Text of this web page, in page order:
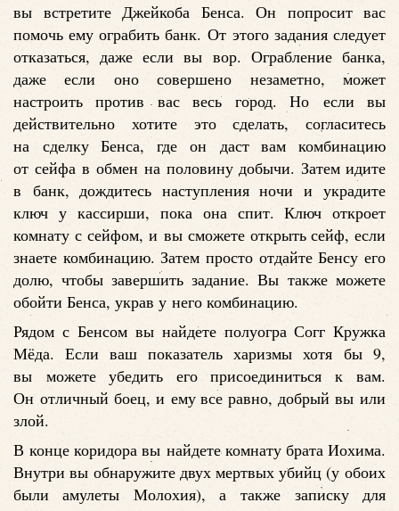
вы встретите Джейкоба Бенса. Он попросит вас
помочь ему ограбить банк. От этого задания следует
отказаться, даже если вы вор. Ограбление банка,
даже если оно совершено незаметно, может
настроить против вас весь город. Но если вы
действительно хотите это сделать, согласитесь
на сделку Бенса, где он даст вам комбинацию
от сейфа в обмен на половину добычи. Затем идите
в банк, дождитесь наступления ночи и украдите
ключ у кассирши, пока она спит. Ключ откроет
комнату с сейфом, и вы сможете открыть сейф, если
знаете комбинацию. Затем просто отдайте Бенсу его
долю, чтобы завершить задание. Вы также можете
обойти Бенса, украв у него комбинацию.
Рядом с Бенсом вы найдете полуогра Согг Кружка
Мёда. Если ваш показатель харизмы хотя бы 9,
вы можете убедить его присоединиться к вам.
Он отличный боец, и ему все равно, добрый вы или
злой.
В конце коридора вы найдете комнату брата Иохима.
Внутри вы обнаружите двух мертвых убийц (у обоих
были амулеты Молохия), а также записку для